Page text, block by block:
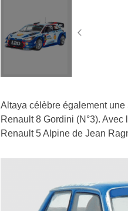
Altaya célèbre également
Renault 8 Gordini (N°3).
Renault 5 Alpine de Jean